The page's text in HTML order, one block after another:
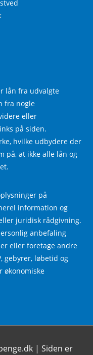
lån fra udvalgte
fra nogle
eller
på siden.
hvilke udbydere der
på, at ikke alle lån og
på
information og
juridisk rådgivning.
anbefaling
eller foretage andre
gebyrer, løbetid og
| Siden er